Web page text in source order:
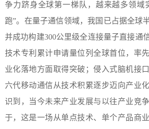
争力跻身全球第一梯队，越来越多领域
跑”。在量子通信领域，我国已占据全球
并成功构建300公里级全连接量子直接通
技术专利累计申请量位列全球首位，率
业化落地方面取得突破；侵入式脑机接
六代移动通信从技术积累逐步迈向产业
识到，当今未来产业发展与以往产业竞
于，这是一场从单点技术、单个产品商